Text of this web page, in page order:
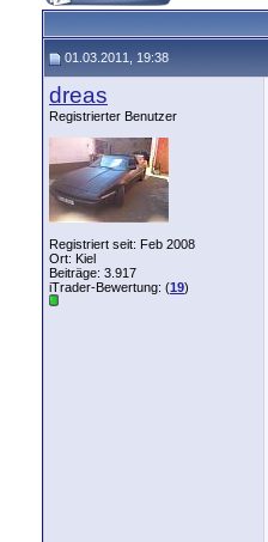
01.03.2011, 19:38
dreas
Registrierter Benutzer
Registriert seit: Feb 2008
Ort: Kiel
Beiträge: 3.917
iTrader-Bewertung: (19)